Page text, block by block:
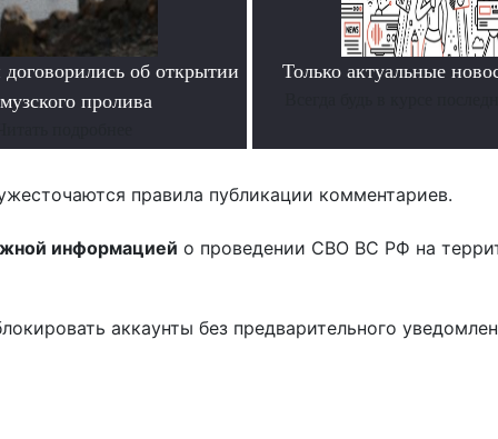
об открытии
пролива
Только актуальные
правила публикации комментариев.
информацией о проведении СВО ВС РФ на
аккаунты без предварительного